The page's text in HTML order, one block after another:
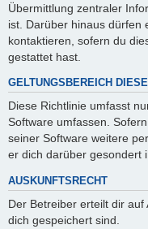
Übermittlung zentraler
ist. Darüber hinaus dürfen
kontaktieren, sofern du
gestattet hast.
GELTUNGSBEREICH
Diese Richtlinie umfasst
Software umfassen.
seiner Software weitere
er dich darüber gesondert
AUSKUNFTSRECHT
Der Betreiber erteilt dir
dich gespeichert sind.